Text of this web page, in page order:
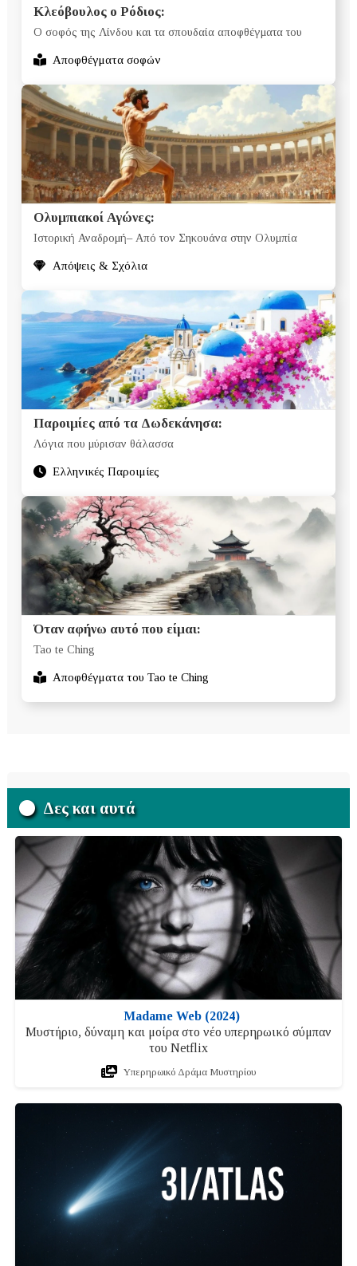
Κλεόβουλος ο Ρόδιος:
Ο σοφός της Λίνδου και τα σπουδαία αποφθέγματα του
Αποφθέγματα σοφών
Ολυμπιακοί Αγώνες:
Ιστορική Αναδρομή– Από τον Σηκουάνα στην Ολυμπία
Απόψεις & Σχόλια
Παροιμίες από τα Δωδεκάνησα:
Λόγια που μύρισαν θάλασσα
Ελληνικές Παροιμίες
Όταν αφήνω αυτό που είμαι:
Tao te Ching
Αποφθέγματα του Tao te Ching
Δες και αυτά
Madame Web (2024)
Μυστήριο, δύναμη και μοίρα στο νέο υπερηρωικό σύμπαν
του Netflix
Υπερηρωικό Δράμα Μυστηρίου